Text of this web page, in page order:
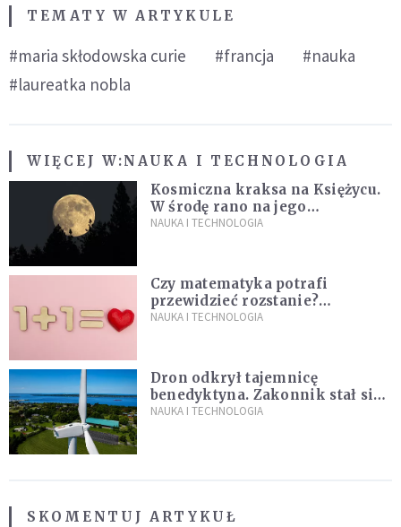
TEMATY W ARTYKULE
#maria skłodowska curie #francja
#nauka
#laureatka nobla
WIĘCEJ W:NAUKA I TECHNOLOGIA
Kosmiczna kraksa na Księżycu.
W środę rano na jego
powierzchni dojdzie do
NAUKA I TECHNOLOGIA
Czy matematyka potrafi
przewidzieć rozstanie?
Naukowcy stworzyli model
NAUKA I TECHNOLOGIA
Dron odkrył tajemnicę
benedyktyna. Zakonnik stał się
sławny
NAUKA I TECHNOLOGIA
SKOMENTUJ ARTYKUŁ